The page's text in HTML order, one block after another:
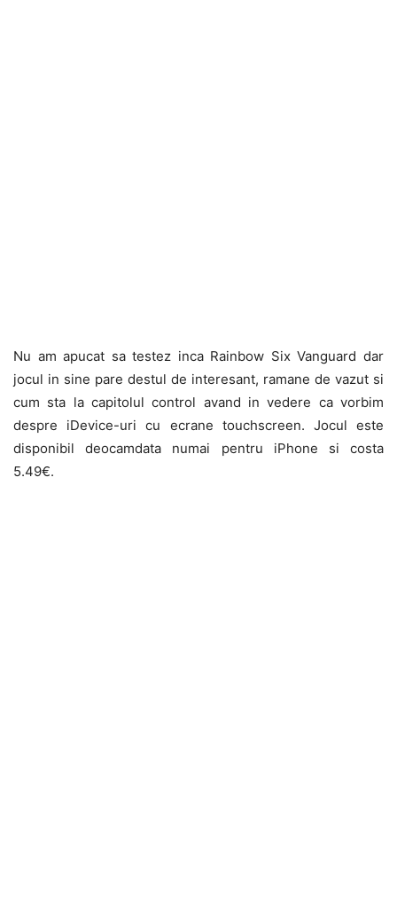
Nu am apucat sa testez inca Rainbow Six Vanguard dar
jocul in sine pare destul de interesant, ramane de vazut si
cum sta la capitolul control avand in vedere ca vorbim
despre iDevice-uri cu ecrane touchscreen. Jocul este
disponibil deocamdata numai pentru iPhone si costa
5.49€.